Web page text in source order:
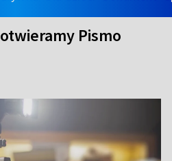
Pismo